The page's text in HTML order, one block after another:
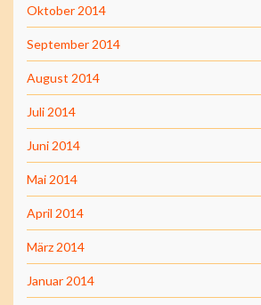
Oktober 2014
September 2014
August 2014
Juli 2014
Juni 2014
Mai 2014
April 2014
März 2014
Januar 2014